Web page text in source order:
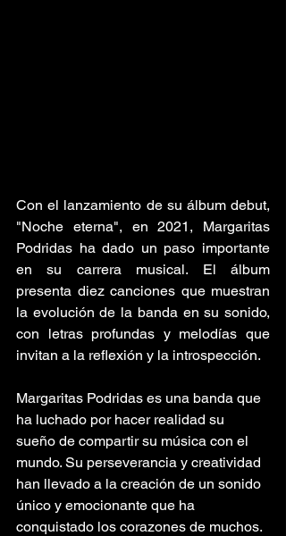
Con el lanzamiento de su álbum debut,
"Noche eterna", en 2021, Margaritas
Podridas ha dado un paso importante
en su carrera musical. El álbum
presenta diez canciones que muestran
la evolución de la banda en su sonido,
con letras profundas y melodías que
invitan a la reflexión y la introspección.
Margaritas Podridas es una banda que
ha luchado por hacer realidad su
sueño de compartir su música con el
mundo. Su perseverancia y creatividad
han llevado a la creación de un sonido
único y emocionante que ha
conquistado los corazones de muchos.